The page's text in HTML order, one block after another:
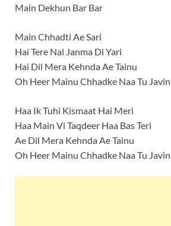
Main Dekhun Bar Bar
Main Chhadti Ae Sari
Hai Tere Nal Janma Di Yari
Hai Dil Mera Kehnda Ae Tainu
Oh Heer Mainu Chhadke Naa Tu Javin
Haa Ik Tuhi Kismaat Hai Meri
Haa Main Vi Taqdeer Haa Bas Teri
Ae Dil Mera Kehnda Ae Tainu
Oh Heer Mainu Chhadke Naa Tu Javin